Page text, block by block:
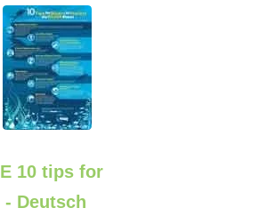
10 tips for
Deutsch